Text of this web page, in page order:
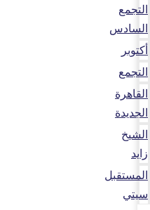
التجمع
السادس
أكتوبر
التجمع
القاهرة
الجديدة
الشيخ
زايد
المستقبل
سيتي